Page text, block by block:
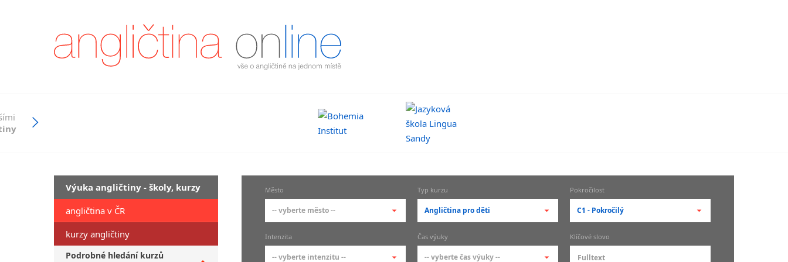
Výuka angličtiny - školy, kurzy
angličtina v ČR
kurzy angličtiny
Podrobné hledání kurzů
Město
-- vyberte město --
-- vyberte město --
pražské městské části
Typ kurzu
Angličtina pro děti
-- vyberte typ --
základní členění kurzů
Pokročilost
C1 - Pokročilý
-- vyberte pokročilost --
Intenzita
-- vyberte intenzitu --
Čas výuky
-- vyberte čas výuky --
Klíčové slovo